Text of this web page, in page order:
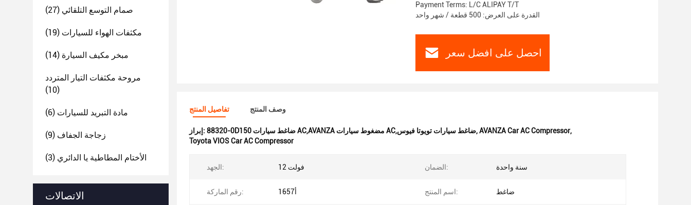
صمام التوسع التلقائي (27)
مكثفات الهواء للسيارات (19)
مبخر مكيف السيارة (14)
مروحة مكثفات التيار المتردد
(10)
مادة التبريد للسيارات (6)
زجاجة الجفاف (9)
الأختام المطاطية يا الدائري (3)
الاتصالات
Payment Terms: L/C ALIPAY T/T
القدرة على العرض: 500 قطعة / شهر واحد
احصل على افضل سعر
تفاصيل المنتج وصف المنتج
إبراز: 88320-0D150 ضاغط سيارات AC,AVANZA مضغوط سيارات AC,ضاغط سيارات تويوتا فيوس,AVANZA Car AC Compressor,
Toyota VIOS Car AC Compressor
الجهد: 12 فولت الضمان: سنة واحدة
رقم الماركة: أ1657 اسم المنتج: ضاغط